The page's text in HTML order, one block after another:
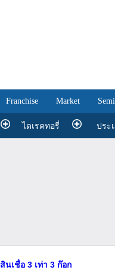
Franchise Market
ไดเรคทอรี่ ประ
สินเชื่อ 3 เท่า 3 ก๊อก